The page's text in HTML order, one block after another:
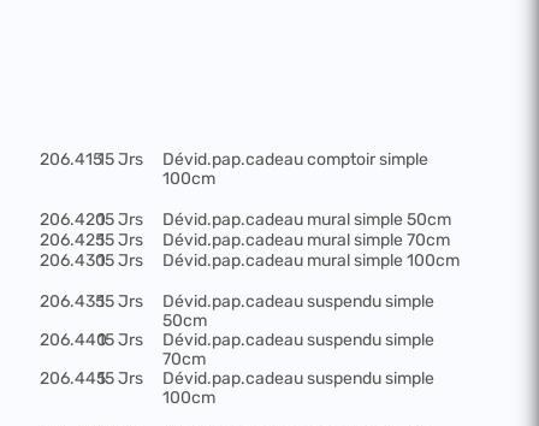
206.41515 Jrs
Dévid.pap.cadeau comptoir simple
100cm
206.42015 Jrs
Dévid.pap.cadeau mural simple 50cm
206.42515 Jrs
Dévid.pap.cadeau mural simple 70cm
206.43015 Jrs
Dévid.pap.cadeau mural simple 100cm
206.43515 Jrs
Dévid.pap.cadeau suspendu simple
50cm
206.44015 Jrs
Dévid.pap.cadeau suspendu simple
70cm
206.44515 Jrs
Dévid.pap.cadeau suspendu simple
100cm